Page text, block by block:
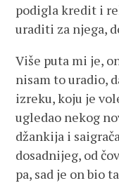
podigla kredit i
uraditi za njega,
Više puta mi je,
nisam to uradio,
izreku, koju je
ugledao nekog
džankija i
dosadnijeg, od
pa, sad je on bio